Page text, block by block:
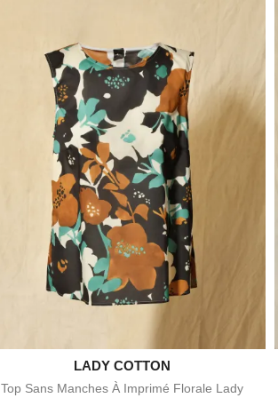
Aperçu rapide
LADY COTTON
Top Sans Manches À Imprimé Florale Lady